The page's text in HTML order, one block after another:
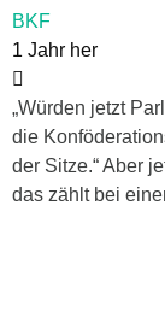
BKF
1 Jahr her
„Würden jetzt
die
der Sitze.“ Aber
das zählt bei